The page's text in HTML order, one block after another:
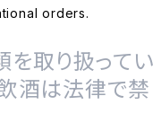
orders.
を取り扱ってい
酒は法律で禁